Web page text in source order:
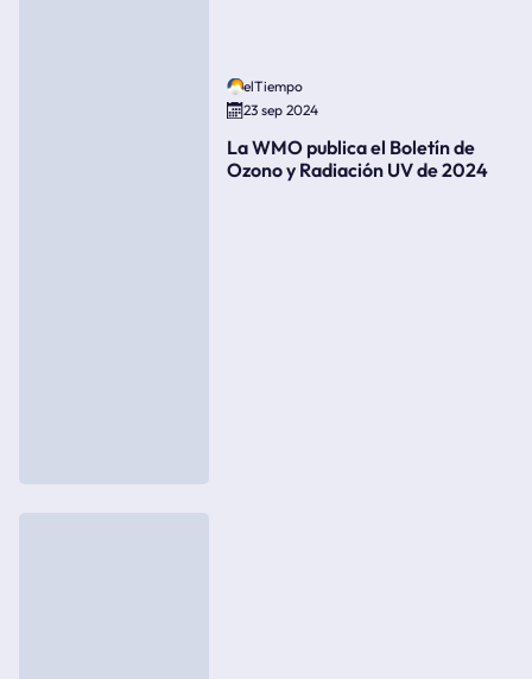
elTiempo
23 sep 2024
La WMO publica el Boletín de
Ozono y Radiación UV de 2024